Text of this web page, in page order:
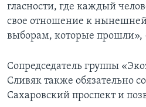
гласности, где каждый
свое отношение к
выборам, которые прошли»,
Сопредседатель группы
Сливяк также обязательно
Сахаровский проспект и